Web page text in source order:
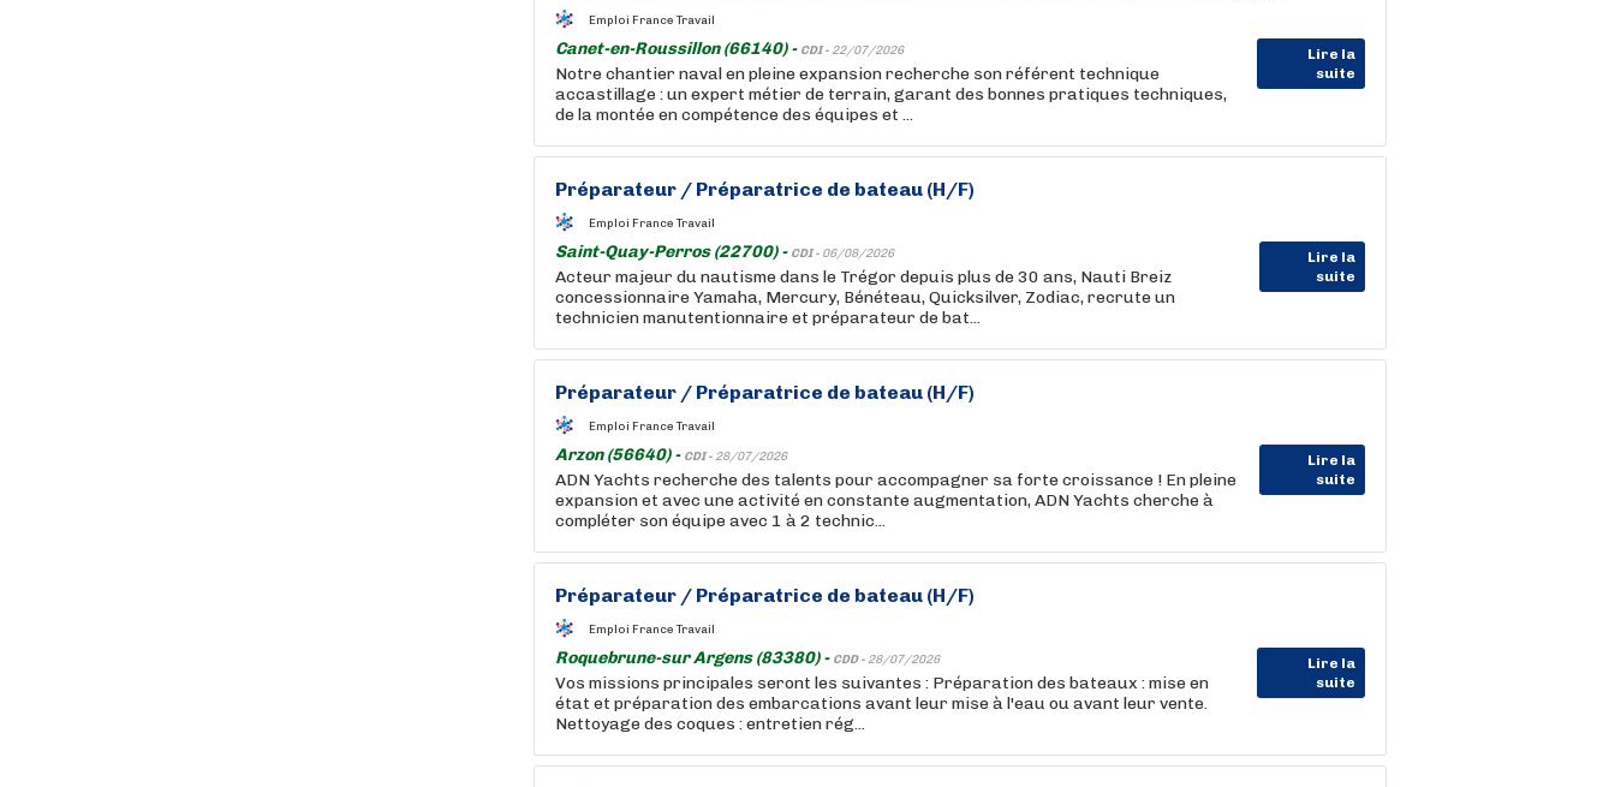
Emploi France Travail
Canet-en-Roussillon (66140) - CDI - 22/07/2026
Lire la
suite
Notre chantier naval en pleine expansion recherche son référent technique
accastillage : un expert métier de terrain, garant des bonnes pratiques techniques,
de la montée en compétence des équipes et ...
Préparateur / Préparatrice de bateau (H/F)
Emploi France Travail
Saint-Quay-Perros (22700) - CDI - 06/08/2026
Lire la
suite
Acteur majeur du nautisme dans le Trégor depuis plus de 30 ans, Nauti Breiz
concessionnaire Yamaha, Mercury, Bénéteau, Quicksilver, Zodiac, recrute un
technicien manutentionnaire et préparateur de bat...
Préparateur / Préparatrice de bateau (H/F)
Emploi France Travail
Arzon (56640) - CDI - 28/07/2026
Lire la
suite
ADN Yachts recherche des talents pour accompagner sa forte croissance ! En pleine
expansion et avec une activité en constante augmentation, ADN Yachts cherche à
compléter son équipe avec 1 à 2 technic...
Préparateur / Préparatrice de bateau (H/F)
Emploi France Travail
Roquebrune-sur Argens (83380) - CDD - 28/07/2026
Lire la
suite
Vos missions principales seront les suivantes : Préparation des bateaux : mise en
état et préparation des embarcations avant leur mise à l'eau ou avant leur vente.
Nettoyage des coques : entretien rég...